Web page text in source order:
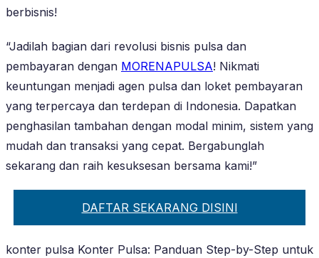
berbisnis!
“Jadilah bagian dari revolusi bisnis pulsa dan
pembayaran dengan MORENAPULSA! Nikmati
keuntungan menjadi agen pulsa dan loket pembayaran
yang terpercaya dan terdepan di Indonesia. Dapatkan
penghasilan tambahan dengan modal minim, sistem yang
mudah dan transaksi yang cepat. Bergabunglah
sekarang dan raih kesuksesan bersama kami!”
DAFTAR SEKARANG DISINI
konter pulsa Konter Pulsa: Panduan Step-by-Step untuk